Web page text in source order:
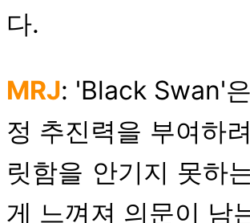
다.
MRJ: 'Black Swan'
정 추진력을 부여하
릿함을 안기지 못하
게 느껴져 의문이 남